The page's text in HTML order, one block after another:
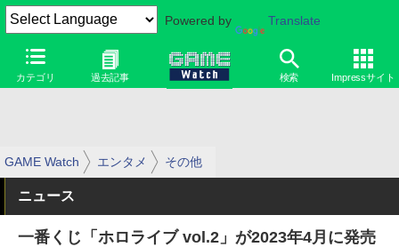
Powered by Translate
カテゴリ 過去記事 検索 Impressサイト
GAME Watch エンタメ その他
ニュース
一番くじ「ホロライブ vol.2」が2023年4月に発売